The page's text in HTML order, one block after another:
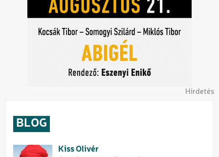
Hirdetés
BLOG
Kiss Olivér